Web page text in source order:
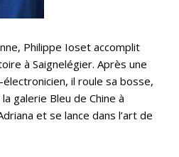
Philippe Ioset accomplit
à Saignelégier. Après une
il roule sa bosse,
galerie Bleu de Chine à
et se lance dans l’art de